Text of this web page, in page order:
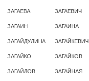
ЗАГАЕВА ЗАГАЕВИЧ
ЗАГАИН ЗАГАИНА
ЗАГАЙДУЛИНА ЗАГАЙКЕВИЧ
ЗАГАЙКО ЗАГАЙКОВ
ЗАГАЙЛОВ ЗАГАЙНАЯ